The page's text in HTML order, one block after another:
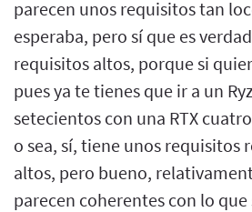
parecen unos requisitos tan
esperaba, pero sí que es
requisitos altos, porque si
pues ya te tienes que ir a un
setecientos con una RTX
o sea, sí, tiene unos requisitos
altos, pero bueno,
parecen coherentes con lo que